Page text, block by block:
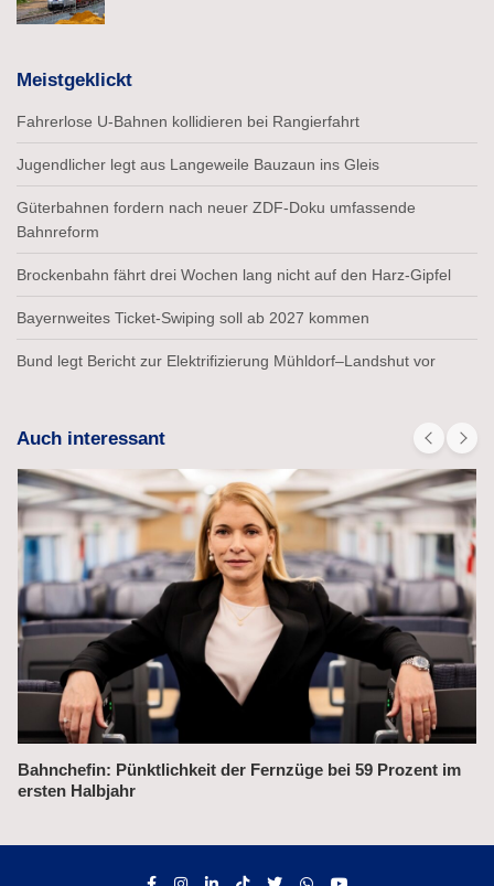
Meistgeklickt
Fahrerlose U-Bahnen kollidieren bei Rangierfahrt
Jugendlicher legt aus Langeweile Bauzaun ins Gleis
Güterbahnen fordern nach neuer ZDF-Doku umfassende
Bahnreform
Brockenbahn fährt drei Wochen lang nicht auf den Harz-Gipfel
Bayernweites Ticket-Swiping soll ab 2027 kommen
Bund legt Bericht zur Elektrifizierung Mühldorf–Landshut vor
Auch interessant
Alex fährt bis 2031 weiter auf der Strecke München–Prag